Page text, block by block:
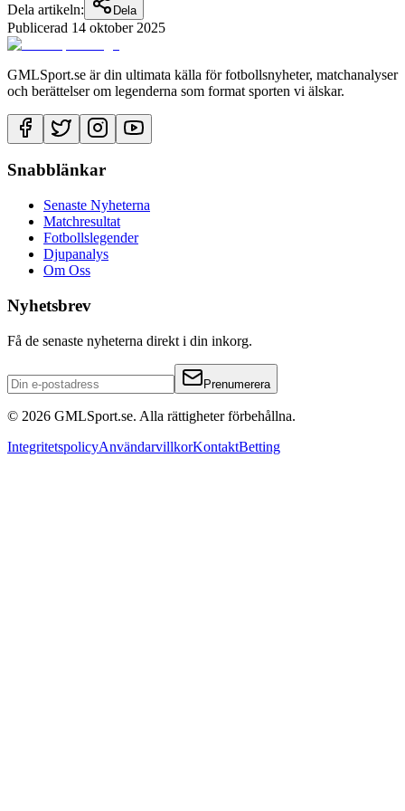
Dela artikeln:
Dela
Publicerad 14 oktober 2025
GMLSport.se är din ultimata källa för fotbollsnyheter, matchanalyser
och berättelser om legenderna som format sporten vi älskar.
Snabblänkar
Senaste Nyheterna
Matchresultat
Fotbollslegender
Djupanalys
Om Oss
Nyhetsbrev
Få de senaste nyheterna direkt i din inkorg.
Prenumerera
© 2026 GMLSport.se. Alla rättigheter förbehållna.
IntegritetspolicyAnvändarvillkorKontaktBetting